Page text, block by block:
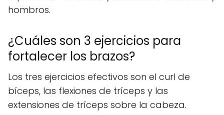
hombros.
¿Cuáles son 3 ejercicios para
fortalecer los brazos?
Los tres ejercicios efectivos son el curl de
bíceps, las flexiones de tríceps y las
extensiones de tríceps sobre la cabeza.